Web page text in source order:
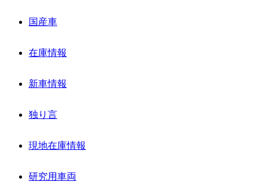
国産車
在庫情報
新車情報
独り言
現地在庫情報
研究用車両